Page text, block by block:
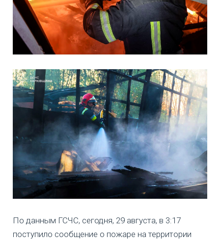
По данным ГСЧС, сегодня, 29 августа, в 3:17
поступило сообщение о пожаре на территории